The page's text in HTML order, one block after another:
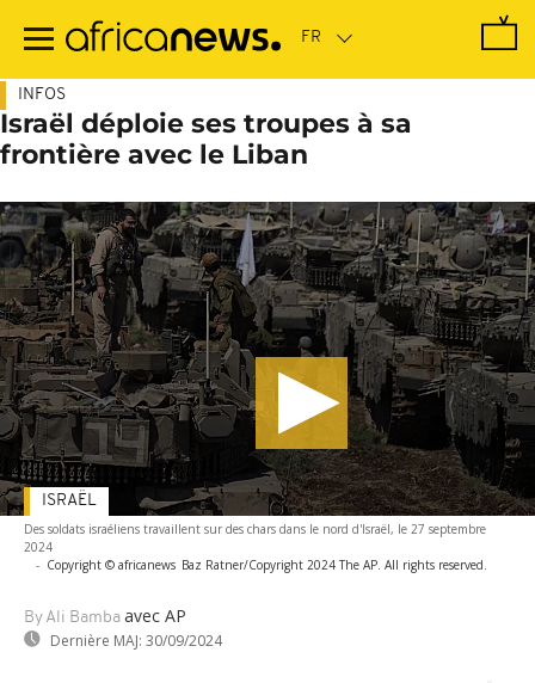
contenu
INFOS
Israël déploie ses troupes à sa
frontière avec le Liban
Des soldats israéliens travaillent sur des chars dans le nord d'Israël, le 27 septembre
2024
- Copyright © africanews Baz Ratner/Copyright 2024 The AP. All rights reserved.
By Ali Bamba avec AP
Dernière MAJ: 30/09/2024
ISRAËL